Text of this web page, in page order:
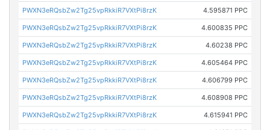
PWXN3eRQsbZw2Tg25vpRkkiR7VXtPi8rzK 4.595871 PPC
PWXN3eRQsbZw2Tg25vpRkkiR7VXtPi8rzK 4.600835 PPC
PWXN3eRQsbZw2Tg25vpRkkiR7VXtPi8rzK 4.60238 PPC
PWXN3eRQsbZw2Tg25vpRkkiR7VXtPi8rzK 4.605464 PPC
PWXN3eRQsbZw2Tg25vpRkkiR7VXtPi8rzK 4.606799 PPC
PWXN3eRQsbZw2Tg25vpRkkiR7VXtPi8rzK 4.608908 PPC
PWXN3eRQsbZw2Tg25vpRkkiR7VXtPi8rzK 4.615941 PPC